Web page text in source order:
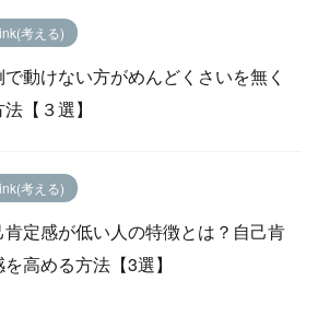
考える)
動けない方がめんどくさいを無く
【３選】
考える)
肯定感が低い人の特徴とは？自己肯
高める方法【3選】